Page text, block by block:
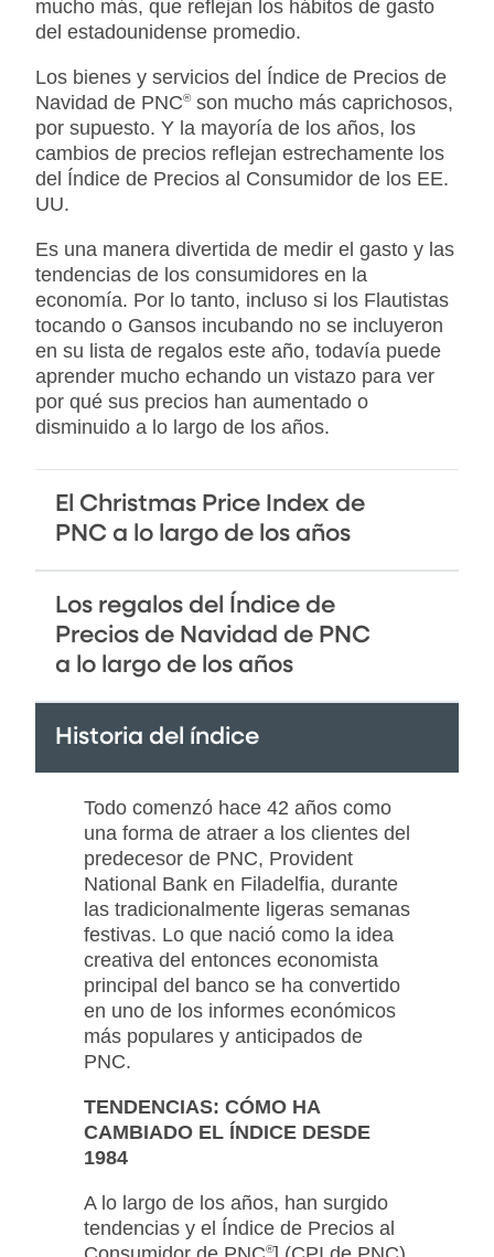
mucho más, que reflejan los hábitos de gasto
del estadounidense promedio.
Los bienes y servicios del Índice de Precios de
Navidad de PNC®son mucho más caprichosos,
por supuesto. Y la mayoría de los años, los
cambios de precios reflejan estrechamente los
del Índice de Precios al Consumidor de los EE.
UU.
Es una manera divertida de medir el gasto y las
tendencias de los consumidores en la
economía. Por lo tanto, incluso si los Flautistas
tocando o Gansos incubando no se incluyeron
en su lista de regalos este año, todavía puede
aprender mucho echando un vistazo para ver
por qué sus precios han aumentado o
disminuido a lo largo de los años.
El Christmas Price Index de
PNC a lo largo de los años
Los regalos del Índice de
Precios de Navidad de PNC
a lo largo de los años
Historia del índice
Todo comenzó hace 42 años como
una forma de atraer a los clientes del
predecesor de PNC, Provident
National Bank en Filadelfia, durante
las tradicionalmente ligeras semanas
festivas. Lo que nació como la idea
creativa del entonces economista
principal del banco se ha convertido
en uno de los informes económicos
más populares y anticipados de
PNC.
TENDENCIAS: CÓMO HA
CAMBIADO EL ÍNDICE DESDE
1984
A lo largo de los años, han surgido
tendencias y el Índice de Precios al
®